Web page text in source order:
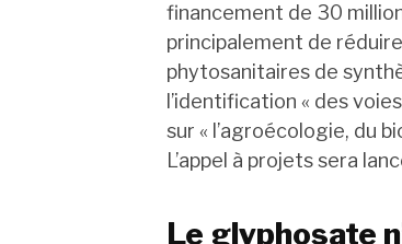
financement de 30
principalement de
phytosanitaires de
l’identification « des
sur « l’agroécologie, du
L’appel à projets sera
Le glyphosate